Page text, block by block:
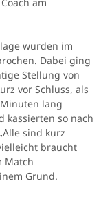
wurden im
Dabei ging
Stellung von
vor Schluss, als
lang
kassierten so nach
sind kurz
braucht
Match
Grund.